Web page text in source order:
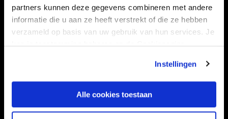
partners kunnen deze gegevens combineren met andere
informatie die u aan ze heeft verstrekt of die ze hebben
verzameld op basis van uw gebruik van hun services. Je
kan je toestemming beheren op de Cookiepagina.
Instellingen
Alle cookies toestaan
Volg ons ook via